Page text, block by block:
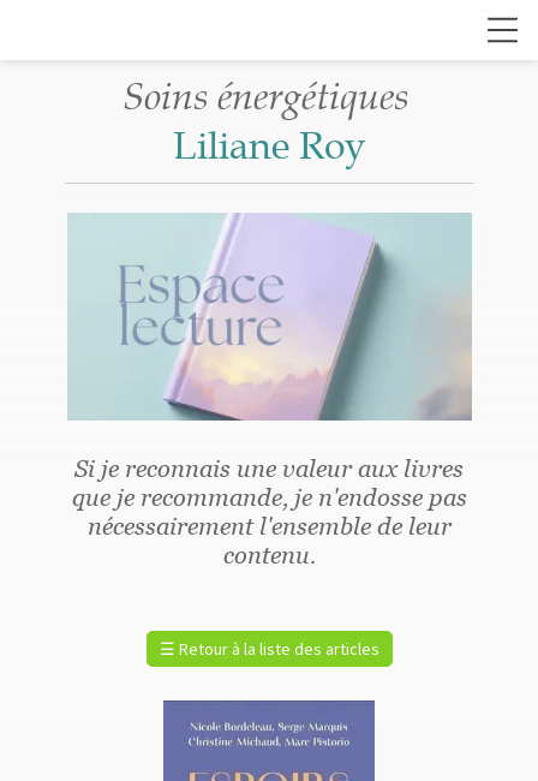
Soins énergétiques
Liliane Roy
Si je reconnais une valeur aux livres
que je recommande, je n'endosse pas
nécessairement l'ensemble de leur
contenu.
☰ Retour à la liste des articles